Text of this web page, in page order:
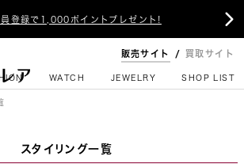
登録で1,000ポイントプレゼント! 
販売サイト 買取サイト
WATCH JEWELRY SHOP LIST
スタイリング一覧